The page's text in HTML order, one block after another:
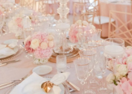
Wedding Provence